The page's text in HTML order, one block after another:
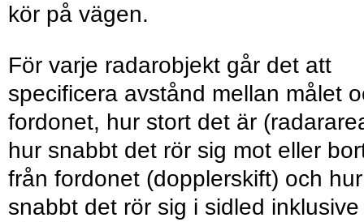
kör på vägen.
För varje radarobjekt går det att
specificera avstånd mellan målet
fordonet, hur stort det är
hur snabbt det rör sig mot eller
från fordonet (dopplerskift) och hur
snabbt det rör sig i sidled inklusive